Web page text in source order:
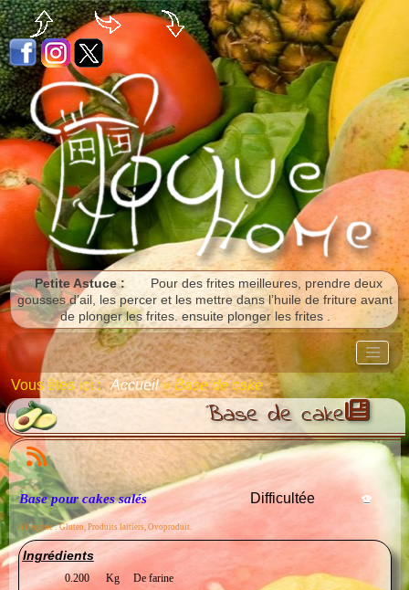
Petite Astuce :
Pour des frites meilleures, prendre deux
gousses d’ail, les percer et les mettre dans l’huile de friture avant
de plonger les frites. ensuite plonger les frites .
Vous êtes ici :Accueil»Base de cake
Base de cake
Base pour cakes salés Difficultée
Allergène : Gluten, Produits laitiers, Ovoproduit.
Ingrédients
0.200 Kg
De farine
Panneau de gestion des cookies